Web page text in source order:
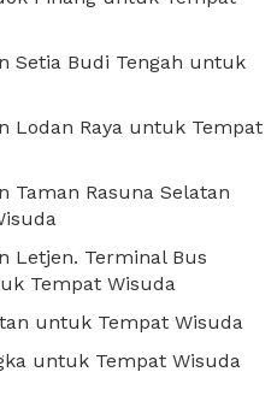
Setia Budi Tengah untuk
Lodan Raya untuk Tempat
Taman Rasuna Selatan
Letjen. Terminal Bus
Tempat Wisuda
untuk Tempat Wisuda
untuk Tempat Wisuda